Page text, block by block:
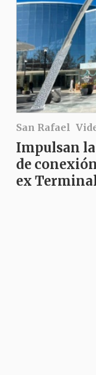
San Rafael
Impulsan
de
ex